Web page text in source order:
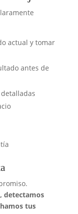
actual y tomar
antes de
detectamos
tus